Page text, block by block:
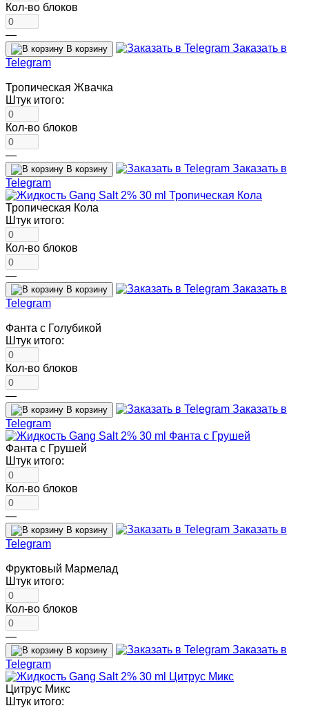
Кол-во блоков
—
В корзину
Заказать в
Telegram
Тропическая Жвачка
Штук итого:
Кол-во блоков
—
В корзину
Заказать в
Telegram
Тропическая Кола
Штук итого:
Кол-во блоков
—
В корзину
Заказать в
Telegram
Фанта с Голубикой
Штук итого:
Кол-во блоков
—
В корзину
Заказать в
Telegram
Фанта с Грушей
Штук итого:
Кол-во блоков
—
В корзину
Заказать в
Telegram
Фруктовый Мармелад
Штук итого:
Кол-во блоков
—
В корзину
Заказать в
Telegram
Цитрус Микс
Штук итого: